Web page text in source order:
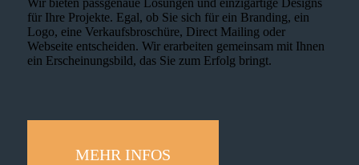
für Ihre Projekte. Egal, ob Sie sich für ein Branding, ein
Logo, eine Verkaufsbroschüre, Direct Mailing oder
Webseite entscheiden. Wir erarbeiten gemeinsam mit Ihnen
ein Erscheinungsbild, das Sie zum Erfolg bringt.
MEHR INFOS